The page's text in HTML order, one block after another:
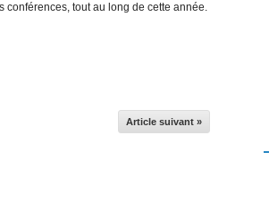
tout au long de cette année.
Article suivant »